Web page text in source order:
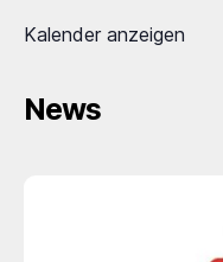
Kalender anzeigen
News